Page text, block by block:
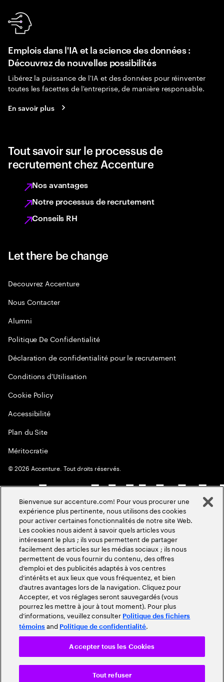
Emplois dans l'IA et la science des données :
Découvrez de nouvelles possibilités
Libérez la puissance de l'IA et des données pour réinventer
toutes les facettes de l'entreprise, de manière responsable.
En savoir plus
Tout savoir sur le processus de
recrutement chez Accenture
Nos avantages
Notre processus de recrutement
Conseils RH
Let there be change
Decouvrez Accenture
Nous Contacter
Alumni
Politique De Confidentialité
Déclaration de confidentialité pour le recrutement
Conditions d'Utilisation
Cookie Policy
Accessibilité
Plan du Site
Méritocratie
©2026 Accenture. Tout droits réservés.
Bienvenue sur accenture.com! Pour vous procurer une
expérience plus pertinente, nous utilisons des cookies
pour activer certaines fonctionnalités de notre site Web.
Les cookies nous aident à savoir quels articles vous
intéressent le plus ; ils vous permettent de partager
facilement des articles sur les médias sociaux ; ils nous
permettent de vous fournir du contenu, des offres
d’emploi et des publicités adaptés à vos centres
d’intérêts et aux lieux que vous fréquentez, et bien
d’autres avantages lors de la navigation. Cliquez pour
Accepter, et vos réglages seront sauvegardés (vous
pourrez les mettre à jour à tout moment). Pour plus
d’informations, veuillez consulter Politique des fichiers
témoins and Politique de confidentialité.
Tout refuser
Accepter tous les Cookies